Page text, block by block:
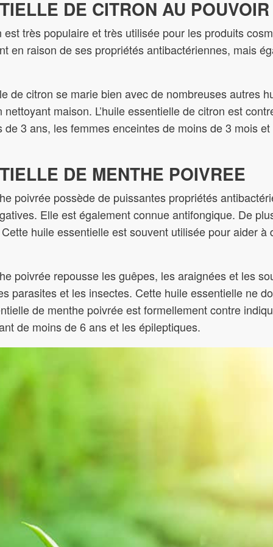
DE CITRON AU
est très populaire et très utilisée pour les produits
en raison de ses propriétés antibactériennes, mais
de citron se marie bien avec de nombreuses autres
maison. L’huile essentielle de citron est
3 ans, les femmes enceintes de moins de 3 mois
DE MENTHE POIVREE
poivrée possède de puissantes propriétés
Elle est également connue antifongique. De
huile essentielle est souvent utilisée pour aider à
poivrée repousse les guêpes, les araignées et les
parasites et les insectes. Cette huile essentielle ne
de menthe poivrée est formellement contre
de moins de 6 ans et les épileptiques.